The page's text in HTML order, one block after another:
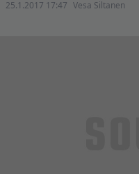
25.1.2017 17:47 Vesa Siltanen